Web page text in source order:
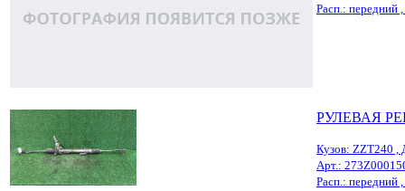
Расп.: передний ,
РУЛЕВАЯ
Кузов: ZZT240 ,
Арт.:
Расп.: передний ,